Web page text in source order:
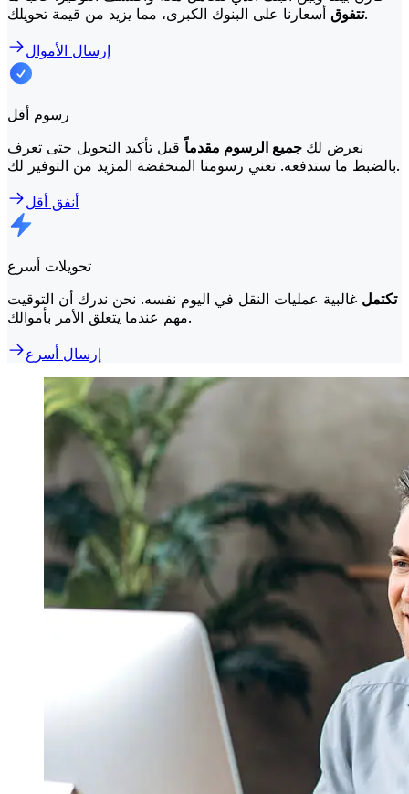
تتفوقأسعارنا على البنوك الكبرى، مما يزيد من قيمة تحويلك.
إرسال الأموال
رسوم أقل
نعرض لك جميع الرسوم مقدماًقبل تأكيد التحويل حتى تعرف
بالضبط ما ستدفعه. تعني رسومنا المنخفضة المزيد من التوفير لك.
أنفق أقل
تحويلات أسرع
تكتمل غالبية عمليات النقل في اليوم نفسه. نحن ندرك أن التوقيت
مهم عندما يتعلق الأمر بأموالك.
إرسال أسرع